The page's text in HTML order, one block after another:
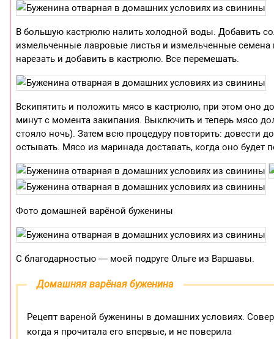
В большую кастрюлю налить холодной воды. Добавить
измельченные лавровые листья и измельченные
нарезать и добавить в кастрюлю. Все перемешать.
Вскипятить и положить мясо в кастрюлю, при этом оно
минут с момента закипания. Выключить и теперь мясо
стояло ночь). Затем всю процедуру повторить: довести
остывать. Мясо из маринада доставать, когда оно
Фото домашней варёной буженины
С благодарностью — моей подруге Ольге из Варшавы.
Домашняя варёная буженина
Рецепт вареной буженины в домашних условиях.
когда я прочитала его впервые, и не поверила